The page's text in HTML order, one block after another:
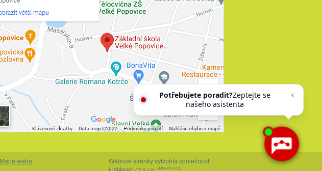
Mapa webu
Webové stránky vytvořila společnost
(J4W-RS v7.0)
Potřebujete poradit?Zeptejte se
našeho asistentaChettyho